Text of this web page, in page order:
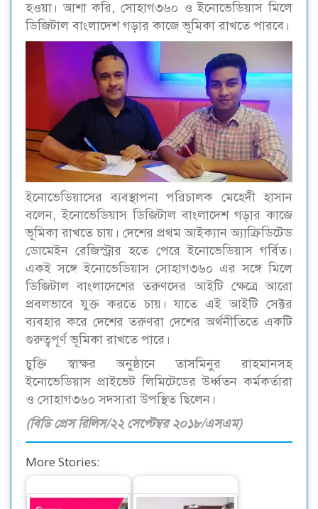
হওয়া। আশা করি, সোহাগ৩৬০ ও ইনোভেডিয়াস মিলে
ডিজিটাল বাংলাদেশ গড়ার কাজে ভূমিকা রাখতে পারবে।
ইনোভেডিয়াসের ব্যবস্থাপনা পরিচালক মেহেদী হাসান
বলেন, ইনোভেডিয়াস ডিজিটাল বাংলাদেশ গড়ার কাজে
ভূমিকা রাখতে চায়। দেশের প্রথম আইক্যান অ্যাক্রিডিটেড
ডোমেইন রেজিস্ট্রার হতে পেরে ইনোভেডিয়াস গর্বিত।
একই সঙ্গে ইনোভেডিয়াস সোহাগ৩৬০ এর সঙ্গে মিলে
ডিজিটাল বাংলাদেশের তরুণদের আইটি ক্ষেত্রে আরো
প্রবলভাবে যুক্ত করতে চায়। যাতে এই আইটি সেক্টর
ব্যবহার করে দেশের তরুণরা দেশের অর্থনীতিতে একটি
গুরুত্বপূর্ণ ভূমিকা রাখতে পারে।
চুক্তি স্বাক্ষর অনুষ্ঠানে তাসমিনুর রাহমানসহ
ইনোভেডিয়াস প্রাইভেট লিমিটেডের উর্ধ্বতন কর্মকর্তারা
ও সোহাগ৩৬০ সদস্যরা উপস্থিত ছিলেন।
(বিডি প্রেস রিলিস/২২ সেপ্টেম্বর ২০১৮/এসএম)
More Stories: